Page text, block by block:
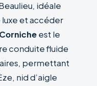
idéale
luxe et accéder
est le
conduite fluide
permettant
nid d’aigle